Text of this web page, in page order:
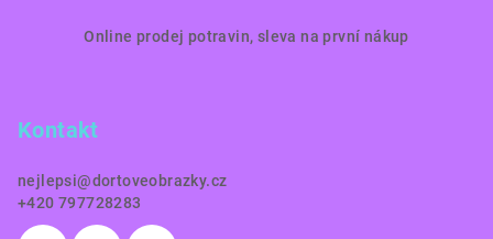
Online prodej potravin, sleva na první nákup
Kontakt
nejlepsi@dortoveobrazky.cz
+420 797728283